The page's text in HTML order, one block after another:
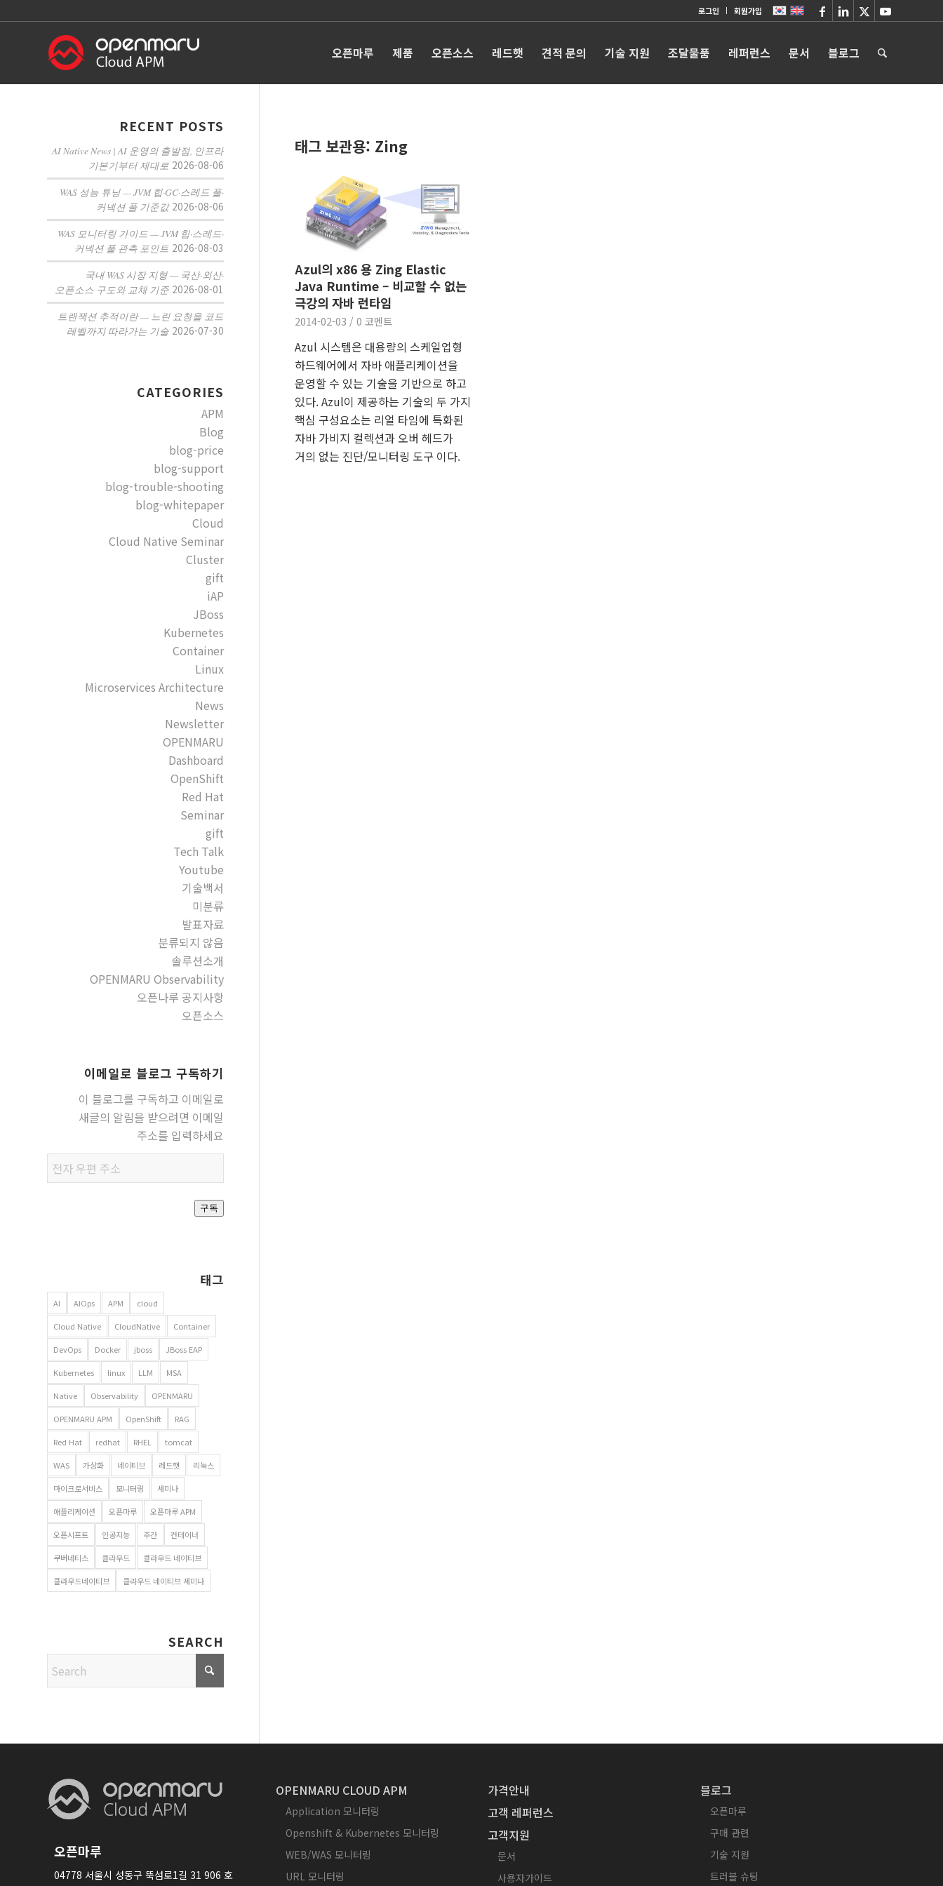
로그인 회원가입
오픈마루 제품 오픈소스 레드햇 견적 문의 기술 지원 조달물품 레퍼런스 문서 블로그
태그 보관용: Zing
Azul의 x86 용 Zing Elastic
Java Runtime – 비교할 수 없는
극강의 자바 런타임
2014-02-03 / 0 코멘트
Azul 시스템은 대용량의 스케일업형
하드웨어에서 자바 애플리케이션을
운영할 수 있는 기술을 기반으로 하고
있다. Azul이 제공하는 기술의 두 가지
핵심 구성요소는 리얼 타임에 특화된
자바 가비지 컬렉션과 오버 헤드가
거의 없는 진단/모니터링 도구 이다.
RECENT POSTS
AI Native News | AI 운영의 출발점, 인프라
기본기부터 제대로 2026-08-06
WAS 성능 튜닝 — JVM 힙·GC·스레드 풀·
커넥션 풀 기준값 2026-08-06
WAS 모니터링 가이드 — JVM 힙·스레드·
커넥션 풀 관측 포인트 2026-08-03
국내 WAS 시장 지형 — 국산·외산·
오픈소스 구도와 교체 기준 2026-08-01
트랜잭션 추적이란 — 느린 요청을 코드
레벨까지 따라가는 기술 2026-07-30
CATEGORIES
APM
Blog
blog-price
blog-support
blog-trouble-shooting
blog-whitepaper
Cloud
Cloud Native Seminar
Cluster
gift
iAP
JBoss
Kubernetes
Container
Linux
Microservices Architecture
News
Newsletter
OPENMARU
Dashboard
OpenShift
Red Hat
Seminar
gift
Tech Talk
Youtube
기술백서
미분류
발표자료
분류되지 않음
솔루션소개
OPENMARU Observability
오픈나루 공지사항
오픈소스
이메일로 블로그 구독하기
이 블로그를 구독하고 이메일로
새글의 알림을 받으려면 이메일
주소를 입력하세요
우편
주소
구독
태그
AI AIOps APM cloud
Cloud Native CloudNative Container
DevOps Docker jboss JBoss EAP
Kubernetes linux LLM MSA
Native Observability OPENMARU
OPENMARU APM OpenShift RAG
Red Hat redhat RHEL tomcat
WAS 가상화 네이티브 레드햇 리눅스
마이크로서비스 모니터링 세미나
애플리케이션 오픈마루 오픈마루 APM
오픈시프트 인공지능 주간 컨테이너
쿠버네티스 클라우드 클라우드 네이티브
클라우드네이티브 클라우드 네이티브 세미나
SEARCH
오픈마루
04778 서울시 성동구 뚝섬로1길 31 906 호
OPENMARU CLOUD APM
Application 모니터링
Openshift & Kubernetes 모니터링
WEB/WAS 모니터링
URL 모니터링
가격안내
고객 레퍼런스
고객지원
문서
사용자가이드
블로그
오픈마루
구매 관련
기술 지원
트러블 슈팅